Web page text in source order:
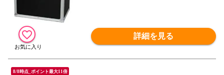
詳細を見る
8/8時点_ポイント最大11倍